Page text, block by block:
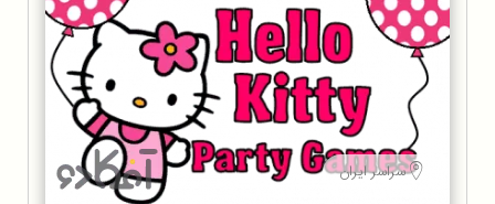
سراسر ایران